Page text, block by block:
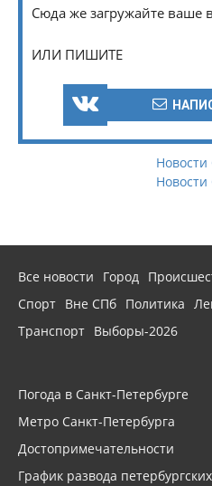
Сюда же загружайте ваше
ИЛИ ПИШИТЕ
Все новости Город
Спорт Вне СПб Политика
Транспорт Выборы-2026
Погода в Санкт-Петербурге
Метро Санкт-Петербурга
Достопримечательности
График развода